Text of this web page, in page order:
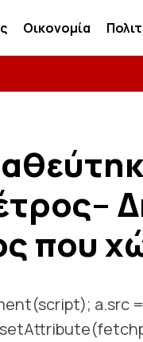
Οικονομία
που
a.src =